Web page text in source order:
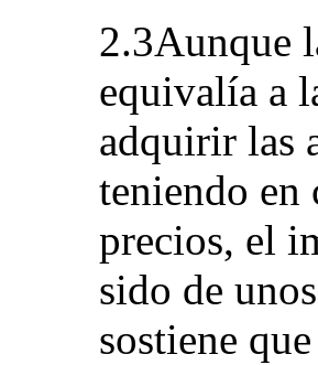
2.3Aunque
equivalía a
adquirir las
teniendo en
precios, el
sido de
sostiene